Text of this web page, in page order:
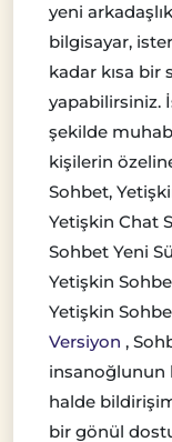
yeni
bilgisayar,
kadar kısa bir
yapabilirsiniz.
şekilde
kişilerin
Sohbet,
Yetişkin Chat
Sohbet Yeni
Yetişkin
Yetişkin
Versiyon ,
insanoğlunun
halde
bir gönül